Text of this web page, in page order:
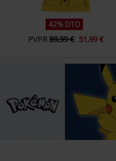
42% DTO
PVPR89,99 € 51,99 €